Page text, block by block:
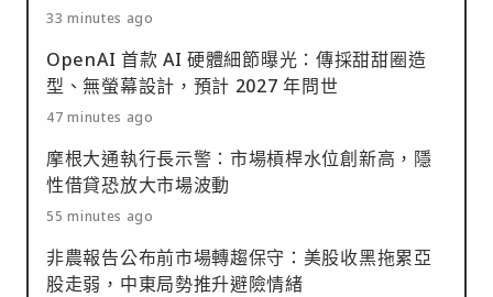
33 minutes ago
OpenAI 首款 AI 硬體細節曝光：傳採甜甜圈造
型、無螢幕設計，預計 2027 年問世
47 minutes ago
摩根大通執行長示警：市場槓桿水位創新高，隱
性借貸恐放大市場波動
55 minutes ago
非農報告公布前市場轉趨保守：美股收黑拖累亞
股走弱，中東局勢推升避險情緒